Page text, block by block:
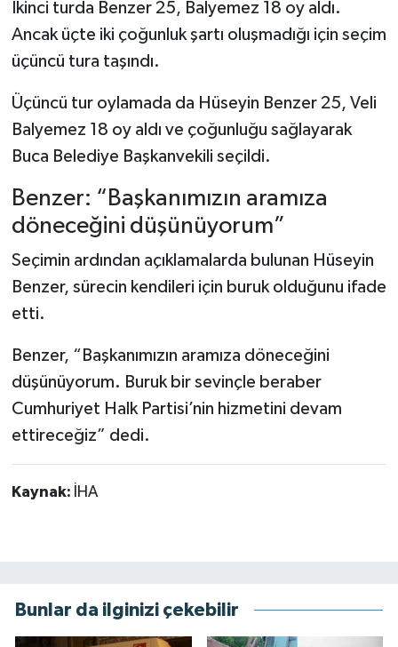
İkinci turda Benzer 25, Balyemez 18 oy aldı.
Ancak üçte iki çoğunluk şartı oluşmadığı için seçim
üçüncü tura taşındı.
Üçüncü tur oylamada da Hüseyin Benzer 25, Veli
Balyemez 18 oy aldı ve çoğunluğu sağlayarak
Buca Belediye Başkanvekili seçildi.
Benzer: “Başkanımızın aramıza
döneceğini düşünüyorum”
Seçimin ardından açıklamalarda bulunan Hüseyin
Benzer, sürecin kendileri için buruk olduğunu ifade
etti.
Benzer, “Başkanımızın aramıza döneceğini
düşünüyorum. Buruk bir sevinçle beraber
Cumhuriyet Halk Partisi’nin hizmetini devam
ettireceğiz” dedi.
Kaynak: İHA
Bunlar da ilginizi çekebilir